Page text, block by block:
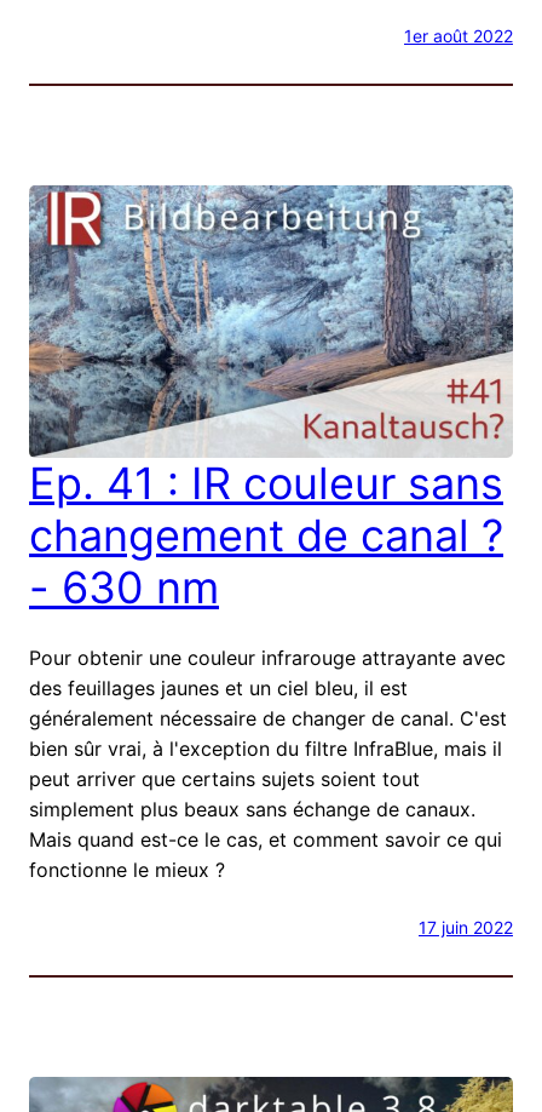
1er août 2022
Ep. 41 : IR couleur sans
changement de canal ?
- 630 nm
Pour obtenir une couleur infrarouge attrayante avec
des feuillages jaunes et un ciel bleu, il est
généralement nécessaire de changer de canal. C'est
bien sûr vrai, à l'exception du filtre InfraBlue, mais il
peut arriver que certains sujets soient tout
simplement plus beaux sans échange de canaux.
Mais quand est-ce le cas, et comment savoir ce qui
fonctionne le mieux ?
17 juin 2022